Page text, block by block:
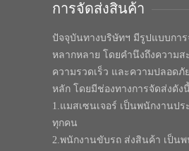
การจัดส่งสินค้า
ปัจจุบันทางบริษัทฯ มีรูปแบบกา
หลากหลาย โดยคำนึงถึงความส
ความรวดเร็ว และความปลอดภั
หลัก โดยมีช่องทางการจัดส่งดังนี้
1.แมสเซนเจอร์ เป็นพนักงานปร
ทุกคน
2.พนักงานขับรถ ส่งสินค้า เป็น